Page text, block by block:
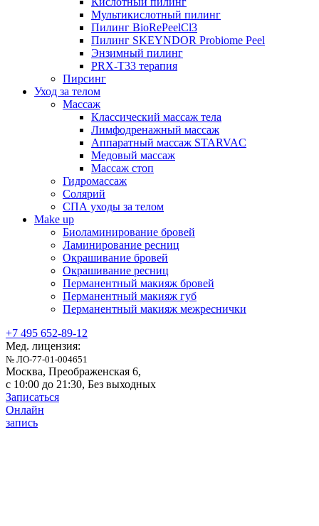
Мультикислотный пилинг
Пилинг BioRePeelCl3
Пилинг SKEYNDOR Probiome Peel
Энзимный пилинг
PRX-T33 терапия
Пирсинг
Уход за телом
Массаж
Классический массаж тела
Лимфодренажный массаж
Аппаратный массаж STARVAC
Медовый массаж
Массаж стоп
Гидромассаж
Солярий
СПА уходы за телом
Make up
Биоламинирование бровей
Ламинирование ресниц
Окрашивание бровей
Окрашивание ресниц
Перманентный макияж бровей
Перманентный макияж губ
Перманентный макияж межреснички
+7 495 652-89-12
Мед. лицензия:
№ ЛО-77-01-004651
Москва, Преображенская 6,
с 10:00 до 21:30, Без выходныx
Записаться
Онлайн
запись